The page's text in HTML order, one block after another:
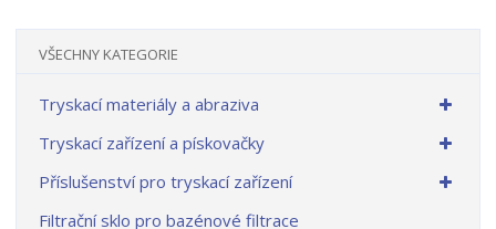
VŠECHNY KATEGORIE
Tryskací materiály a abraziva
Tryskací zařízení a pískovačky
Příslušenství pro tryskací zařízení
Filtrační sklo pro bazénové filtrace